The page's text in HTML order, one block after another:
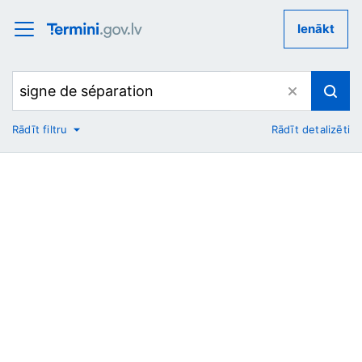
Ienākt
No
Rādīt filtru Rādīt detalizēti